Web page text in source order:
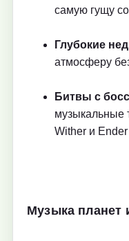
самую гущу
Глубокие
атмосферу
Битвы с
музыкальные
Wither и
Музыка планет